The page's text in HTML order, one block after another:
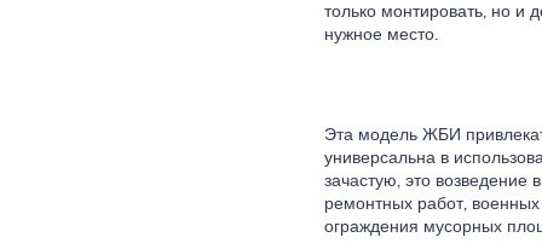
только монтировать, но и
нужное место.
Эта модель ЖБИ
универсальна в
зачастую, это
ремонтных работ,
ограждения мусорных